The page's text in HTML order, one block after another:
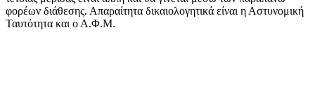
φορέων διάθεσης. Απαραίτητα δικαιολογητικά είναι η Αστυνομική
Ταυτότητα και ο Α.Φ.Μ.